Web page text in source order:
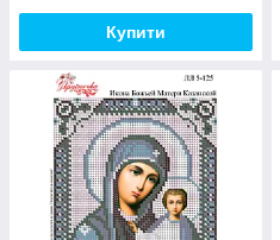
Купити